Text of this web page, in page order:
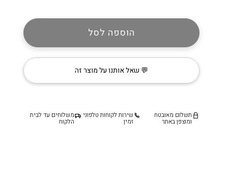
כפרי
דגם
הוספה לסל
💬 שאל אותנו על מוצר זה
תשלום מאובטח
ומוצפן באתר
שירות לקוחות טלפוני
זמין
משלוחים עד לבית
הלקוח